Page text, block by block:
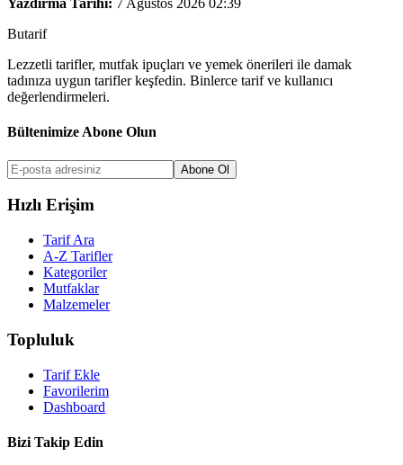
Yazdırma Tarihi: 7 Ağustos 2026 02:39
Butarif
Lezzetli tarifler, mutfak ipuçları ve yemek önerileri ile damak
tadınıza uygun tarifler keşfedin. Binlerce tarif ve kullanıcı
değerlendirmeleri.
Bültenimize Abone Olun
Abone Ol
Hızlı Erişim
Tarif Ara
A-Z Tarifler
Kategoriler
Mutfaklar
Malzemeler
Topluluk
Tarif Ekle
Favorilerim
Dashboard
Bizi Takip Edin